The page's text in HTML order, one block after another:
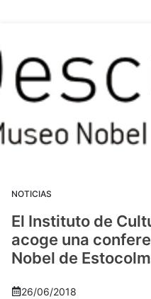
NOTICIAS
El Instituto de
acoge una
Nobel de
26/06/2018